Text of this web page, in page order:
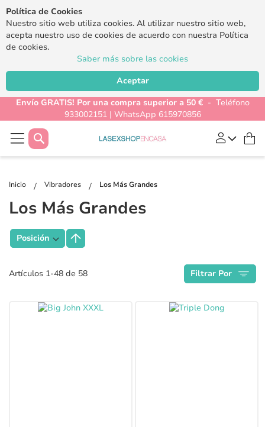
Política de Cookies
Nuestro sitio web utiliza cookies. Al utilizar nuestro sitio web,
acepta nuestro uso de cookies de acuerdo con nuestra Política
de cookies.
Saber más sobre las cookies
Aceptar
Envío GRATIS! Por una compra superior a 50 €- Teléfono
933002151 | WhatsApp 615970856
Buscar
Inicio Vibradores Los Más Grandes
Los Más Grandes
Artículos 1-48 de 58
Descendente
Filtrar Por